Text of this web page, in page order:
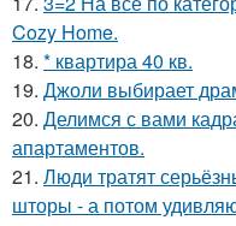
Cozy Home.
18. * квартира 40 кв.
19. Джоли выбирает
20. Делимся с вами
апартаментов.
21. Люди тратят
шторы - а потом